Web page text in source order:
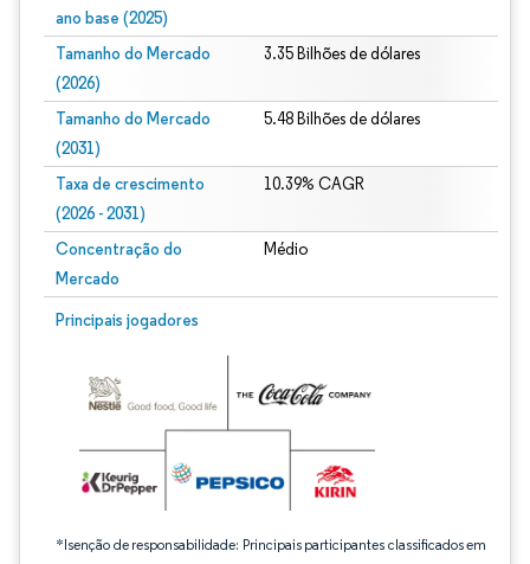
ano base (2025)
Tamanho do Mercado
(2026)
3.35 Bilhões de dólares
Tamanho do Mercado
(2031)
5.48 Bilhões de dólares
Taxa de crescimento
(2026 - 2031)
10.39% CAGR
Concentração do
Mercado
Médio
Principais jogadores
*Isenção de responsabilidade: Principais participantes classificados em
Imagem © Mordor Intelligence. O reuso requer atribuição conforme CC BY 4.0.